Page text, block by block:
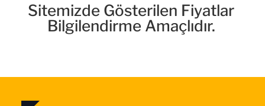
Sitemizde Gösterilen Fiyatlar
Bilgilendirme Amaçlıdır.